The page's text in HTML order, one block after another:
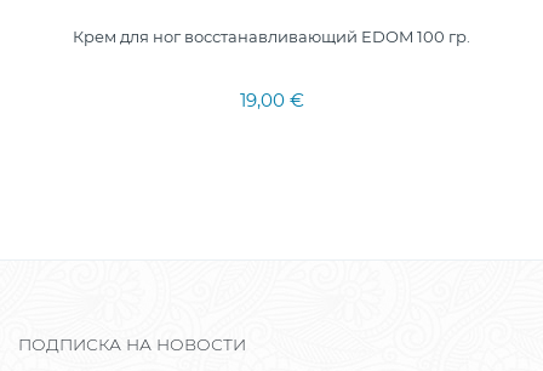
Крем для ног восстанавливающий EDOM 100 гр.
19,00 €
ПОДПИСКА НА НОВОСТИ